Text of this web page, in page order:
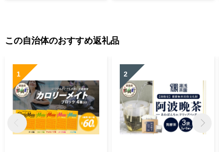
塚製薬］【MS-4-1】
この自治体のおすすめ返礼品
1 2